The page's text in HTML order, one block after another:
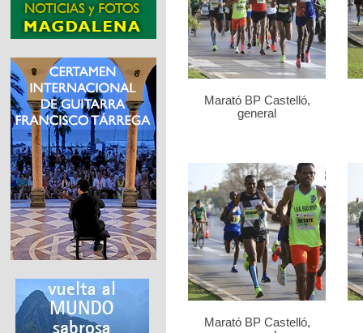
Marató BP Castelló,
general
Marató BP Castelló,